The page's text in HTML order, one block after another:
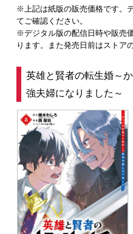
※上記は紙版の販売価格です。
てご確認ください。
※デジタル版の配信日時や販売
ります。また発売日前はストア
英雄と賢者の転生婚～
強夫婦になりました～